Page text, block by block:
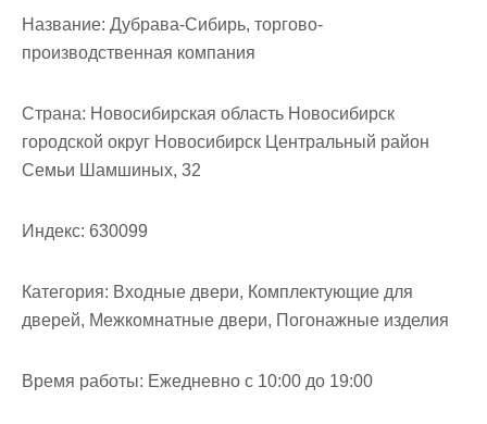
Название: Дубрава-Сибирь, торгово-
производственная компания
Страна: Новосибирская область Новосибирск
городской округ Новосибирск Центральный район
Семьи Шамшиных, 32
Индекс: 630099
Категория: Входные двери, Комплектующие для
дверей, Межкомнатные двери, Погонажные изделия
Время работы: Ежедневно с 10:00 до 19:00